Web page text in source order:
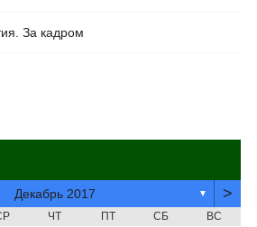
За кадром
Декабрь 2017 ▼ >
ЧТ ПТ СБ ВС